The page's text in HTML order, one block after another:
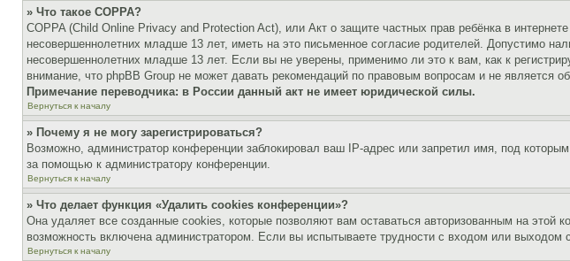
» Что такое COPPA?
COPPA (Child Online Privacy and Protection Act), или Акт о защите частных прав ребёнка в
несовершеннолетних младше 13 лет, иметь на это письменное согласие родителей. Допустимо
несовершеннолетних младше 13 лет. Если вы не уверены, применимо ли это к вам, как к
внимание, что phpBB Group не может давать рекомендаций по правовым вопросам и не является
Примечание переводчика: в России данный акт не имеет юридической силы.
Вернуться к началу
» Почему я не могу зарегистрироваться?
Возможно, администратор конференции заблокировал ваш IP-адрес или запретил имя, под
за помощью к администратору конференции.
Вернуться к началу
» Что делает функция «Удалить cookies конференции»?
Она удаляет все созданные cookies, которые позволяют вам оставаться авторизованным на
возможность включена администратором. Если вы испытываете трудности с входом или
Вернуться к началу